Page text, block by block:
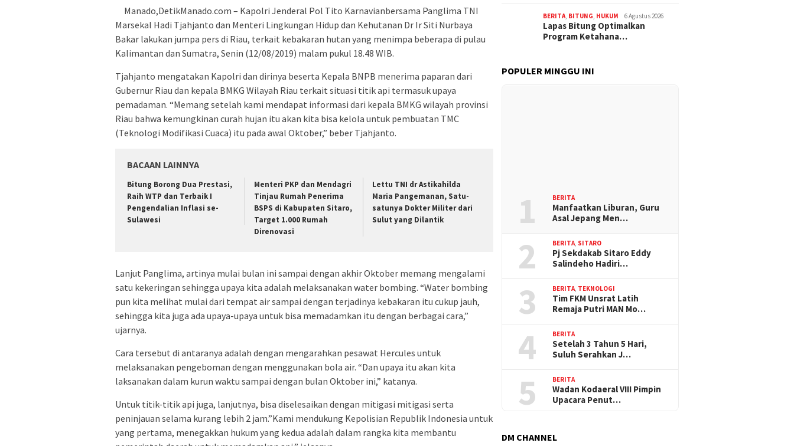
Manado,DetikManado.com – Kapolri Jenderal Pol Tito Karnavianbersama Panglima TNI
Marsekal Hadi Tjahjanto dan Menteri Lingkungan Hidup dan Kehutanan Dr Ir Siti Nurbaya
Bakar lakukan jumpa pers di Riau, terkait kebakaran hutan yang menimpa beberapa di pulau
Kalimantan dan Sumatra, Senin (12/08/2019) malam pukul 18.48 WIB.
Tjahjanto mengatakan Kapolri dan dirinya beserta Kepala BNPB menerima paparan dari
Gubernur Riau dan kepala BMKG Wilayah Riau terkait situasi titik api termasuk upaya
pemadaman. “Memang setelah kami mendapat informasi dari kepala BMKG wilayah provinsi
Riau bahwa kemungkinan curah hujan itu akan kita bisa kelola untuk pembuatan TMC
(Teknologi Modifikasi Cuaca) itu pada awal Oktober,” beber Tjahjanto.
BACAAN LAINNYA
Bitung Borong Dua Prestasi,
Raih WTP dan Terbaik I
Pengendalian Inflasi se-
Sulawesi
Menteri PKP dan Mendagri
Tinjau Rumah Penerima
BSPS di Kabupaten Sitaro,
Target 1.000 Rumah
Direnovasi
Lettu TNI dr Astikahilda
Maria Pangemanan, Satu-
satunya Dokter Militer dari
Sulut yang Dilantik
Lanjut Panglima, artinya mulai bulan ini sampai dengan akhir Oktober memang mengalami
satu kekeringan sehingga upaya kita adalah melaksanakan water bombing. “Water bombing
pun kita melihat mulai dari tempat air sampai dengan terjadinya kebakaran itu cukup jauh,
sehingga kita juga ada upaya-upaya untuk bisa memadamkan itu dengan berbagai cara,”
ujarnya.
Cara tersebut di antaranya adalah dengan mengarahkan pesawat Hercules untuk
melaksanakan pengeboman dengan menggunakan bola air. “Dan upaya itu akan kita
laksanakan dalam kurun waktu sampai dengan bulan Oktober ini,” katanya.
Untuk titik-titik api juga, lanjutnya, bisa diselesaikan dengan mitigasi mitigasi serta
peninjauan selama kurang lebih 2 jam.”Kami mendukung Kepolisian Republik Indonesia untuk
yang pertama, menegakkan hukum yang kedua adalah dalam rangka kita membantu
BERITA BITUNG HUKUM 6 Agustus 2026
Lapas Bitung Optimalkan
Program Ketahana…
POPULER MINGGU INI
1 BERITA
Manfaatkan Liburan, Guru
Asal Jepang Men…
2 BERITA, SITARO
Pj Sekdakab Sitaro Eddy
Salindeho Hadiri…
3 BERITA, TEKNOLOGI
Tim FKM Unsrat Latih
Remaja Putri MAN Mo…
4 BERITA
Setelah 3 Tahun 5 Hari,
Suluh Serahkan J…
5 BERITA
Wadan Kodaeral VIII Pimpin
Upacara Penut…
DM CHANNEL